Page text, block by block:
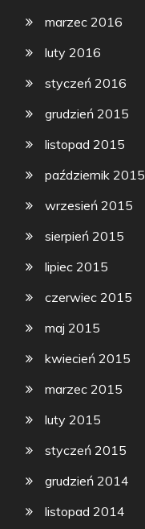
marzec 2016
luty 2016
styczeń 2016
grudzień 2015
listopad 2015
październik 2015
wrzesień 2015
sierpień 2015
lipiec 2015
czerwiec 2015
maj 2015
kwiecień 2015
marzec 2015
luty 2015
styczeń 2015
grudzień 2014
listopad 2014